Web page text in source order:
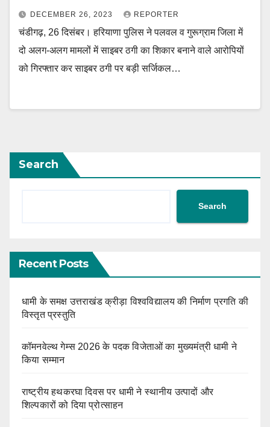
DECEMBER 26, 2023 REPORTER
चंडीगढ़, 26 दिसंबर। हरियाणा पुलिस ने पलवल व गुरूग्राम जिला में
दो अलग-अलग मामलों में साइबर ठगी का शिकार बनाने वाले आरोपियों
को गिरफ्तार कर साइबर ठगी पर बड़ी सर्जिकल…
Search
Search
Recent Posts
धामी के समक्ष उत्तराखंड क्रीड़ा विश्वविद्यालय की निर्माण प्रगति की
विस्तृत प्रस्तुति
कॉमनवेल्थ गेम्स 2026 के पदक विजेताओं का मुख्यमंत्री धामी ने
किया सम्मान
राष्ट्रीय हथकरघा दिवस पर धामी ने स्थानीय उत्पादों और
शिल्पकारों को दिया प्रोत्साहन